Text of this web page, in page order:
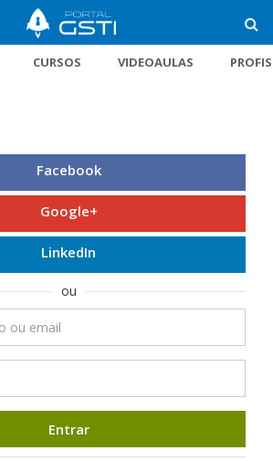
CURSOS VIDEOAULAS
Facebook
Google+
LinkedIn
ou
Entrar